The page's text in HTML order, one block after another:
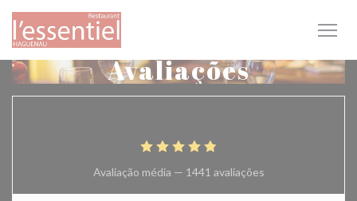
Painel de Gerenciamento de Cookies
Avaliações
Avaliação média — 1441 avaliações